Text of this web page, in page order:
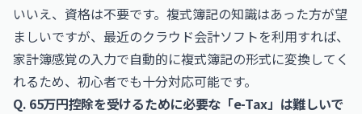
いいえ、資格は不要です。複式簿記の知識はあった方が望
ましいですが、最近のクラウド会計ソフトを利用すれば、
家計簿感覚の入力で自動的に複式簿記の形式に変換してく
れるため、初心者でも十分対応可能です。
Q. 65万円控除を受けるために必要な「e-Tax」は難しいで